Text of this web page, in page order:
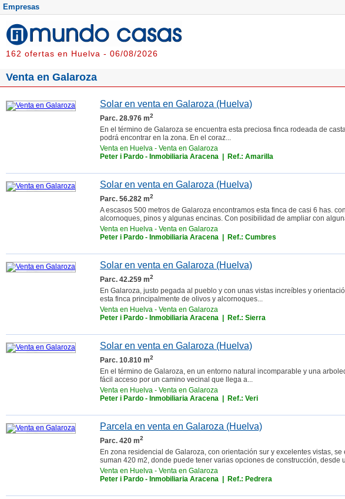
Empresas
162 ofertas en Huelva - 06/08/2026
Venta en Galaroza
Solar en venta en Galaroza (Huelva)
Parc. 28.976 m2
En el término de Galaroza se encuentra esta preciosa finca rodeada de
podrá encontrar en la zona. En el coraz...
Venta en Huelva - Venta en Galaroza
Peter i Pardo - Inmobiliaria Aracena | Ref.: Amarilla
Solar en venta en Galaroza (Huelva)
Parc. 56.282 m2
A escasos 500 metros de Galaroza encontramos esta finca de casi 6 has.
alcornoques, pinos y algunas encinas. Con posibilidad de ampliar con
Venta en Huelva - Venta en Galaroza
Peter i Pardo - Inmobiliaria Aracena | Ref.: Cumbres
Solar en venta en Galaroza (Huelva)
Parc. 42.259 m2
En Galaroza, justo pegada al pueblo y con unas vistas increíbles y
esta finca principalmente de olivos y alcornoques...
Venta en Huelva - Venta en Galaroza
Peter i Pardo - Inmobiliaria Aracena | Ref.: Sierra
Solar en venta en Galaroza (Huelva)
Parc. 10.810 m2
En el término de Galaroza, en un entorno natural incomparable y una
fácil acceso por un camino vecinal que llega a...
Venta en Huelva - Venta en Galaroza
Peter i Pardo - Inmobiliaria Aracena | Ref.: Veri
Parcela en venta en Galaroza (Huelva)
Parc. 420 m2
En zona residencial de Galaroza, con orientación sur y excelentes vistas,
suman 420 m2, donde puede tener varias opciones de construcción, desde
Venta en Huelva - Venta en Galaroza
Peter i Pardo - Inmobiliaria Aracena | Ref.: Pedrera